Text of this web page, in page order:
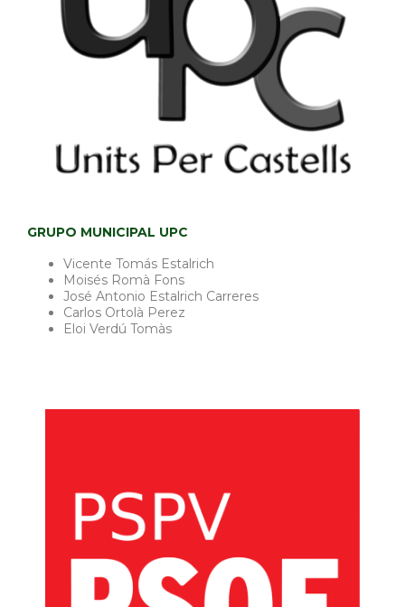
GRUPO MUNICIPAL UPC
Vicente Tomás Estalrich
Moisés Romà Fons
José Antonio Estalrich Carreres
Carlos Ortolà Perez
Eloi Verdú Tomàs